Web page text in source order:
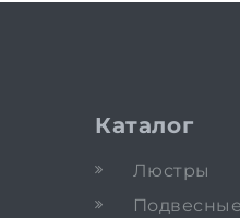
Каталог
Люстры